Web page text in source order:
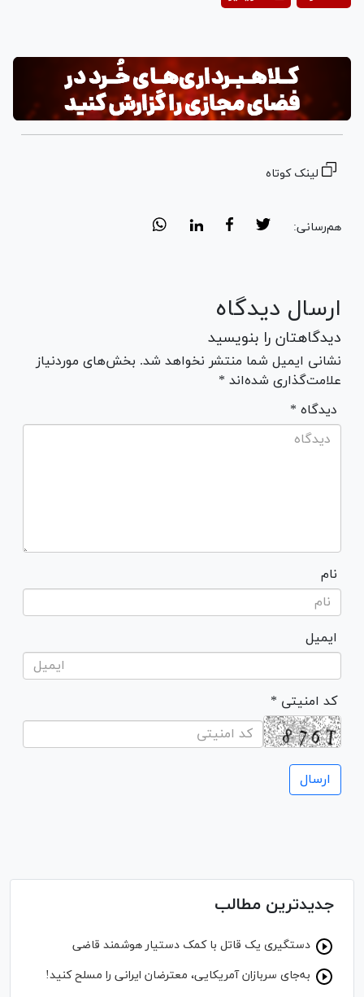
لینک کوتاه
هم‌رسانی:
ارسال دیدگاه
دیدگاهتان را بنویسید
نشانی ایمیل شما منتشر نخواهد شد. بخش‌های موردنیاز
علامت‌گذاری شده‌اند *
* دیدگاه
نام
ایمیل
* کد امنیتی
جدیدترین مطالب
دستگیری یک قاتل با کمک دستیار هوشمند قاضی
به‌جای سربازان آمریکایی، معترضان ایرانی را مسلح کنید!